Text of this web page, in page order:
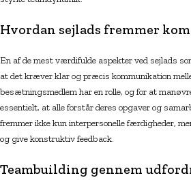
Hvordan sejlads fremmer
En af de mest værdifulde aspekter ved sejlads
at det kræver klar og præcis kommunikation
besætningsmedlem har en rolle, og for at
essentielt, at alle forstår deres opgaver og
fremmer ikke kun interpersonelle færdigheder,
og give konstruktiv feedback.
Teambuilding gennem